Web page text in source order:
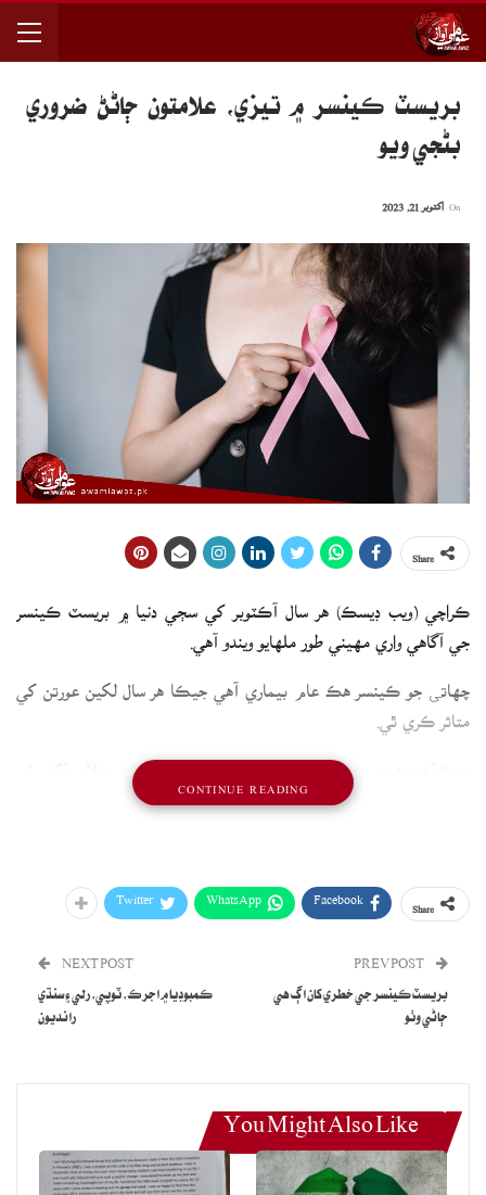
بريسٽ ڪينسر ۾ تيزي، علامتون ڄاڻڻ ضروري
بڻجي ويو
اکتوبر 21, 2023
ڪراچي (ويب ڊيسڪ) هر سال آڪٽوبر کي سڄي دنيا ۾ بريسٽ ڪينسر
جي آگاهي واري مهيني طور ملهايو ويندو آهي.
چھاتی جو ڪينسر هڪ عام بيماري آهي جيڪا هر سال لکين عورتن کي
متاثر ڪري ٿي.
جيڪڏهن هن مرض جي بروقت سڃاڻپ نه ٿئي ته ان جو علاج ڏکيو ٿي
Facebook
WhatsApp
Twitter
بريسٽ ڪينسر جي خطري کان اڳ هي
ڄاڻي وٺو
NEXT POST
ڪمبوڊيا ۾ اجرڪ، ٽوپي، رلي ۽ سنڌي
رانديون
You Might Also Like